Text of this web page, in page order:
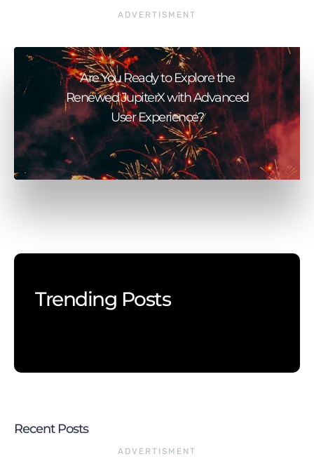
ADVERTISMENT
Are You Ready to Explore the
Renewed JupiterX with Advanced
User Experience?
Trending Posts
Recent Posts
ADVERTISMENT